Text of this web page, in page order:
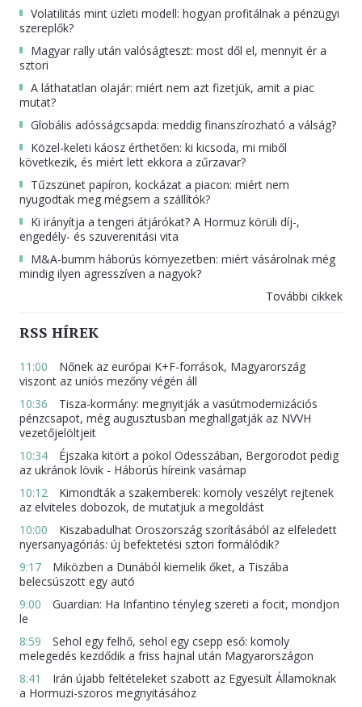
Volatilitás mint üzleti modell: hogyan profitálnak a pénzügyi
szereplők?
Magyar rally után valóságteszt: most dől el, mennyit ér a
sztori
A láthatatlan olajár: miért nem azt fizetjük, amit a piac
mutat?
Globális adósságcsapda: meddig finanszírozható a válság?
Közel-keleti káosz érthetően: ki kicsoda, mi miből
következik, és miért lett ekkora a zűrzavar?
Tűzszünet papíron, kockázat a piacon: miért nem
nyugodtak meg mégsem a szállítók?
Ki irányítja a tengeri átjárókat? A Hormuz körüli díj-,
engedély- és szuverenitási vita
M&A-bumm háborús környezetben: miért vásárolnak még
mindig ilyen agresszíven a nagyok?
További cikkek
RSS HÍREK
11:00
Nőnek az európai K+F-források, Magyarország
viszont az uniós mezőny végén áll
10:36
Tisza-kormány: megnyitják a vasútmodernizációs
pénzcsapot, még augusztusban meghallgatják az NVVH
vezetőjelöltjeit
10:34
Éjszaka kitört a pokol Odesszában, Bergorodot pedig
az ukránok lövik - Háborús híreink vasárnap
10:12
Kimondták a szakemberek: komoly veszélyt rejtenek
az elviteles dobozok, de mutatjuk a megoldást
10:00
Kiszabadulhat Oroszország szorításából az elfeledett
nyersanyagóriás: új befektetési sztori formálódik?
9:17
Miközben a Dunából kiemelik őket, a Tiszába
belecsúszott egy autó
9:00
Guardian: Ha Infantino tényleg szereti a focit, mondjon
le
8:59
Sehol egy felhő, sehol egy csepp eső: komoly
melegedés kezdődik a friss hajnal után Magyarországon
8:41
Irán újabb feltételeket szabott az Egyesült Államoknak
a Hormuzi-szoros megnyitásához